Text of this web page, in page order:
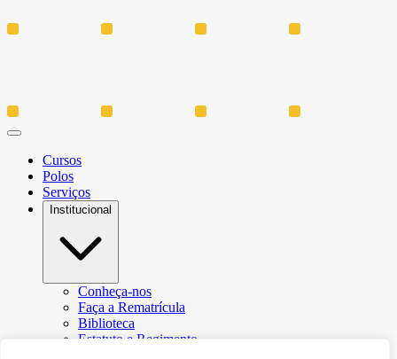
Cursos
Polos
Serviços
Institucional
Conheça-nos
Faça a Rematrícula
Biblioteca
Estatuto e Regimento